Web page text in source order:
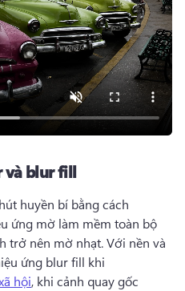
và blur fill
huyền bí bằng cách
ứng mờ làm mềm toàn bộ
trở nên mờ nhạt. Với nền và
ứng blur fill khi
hội, khi cảnh quay gốc